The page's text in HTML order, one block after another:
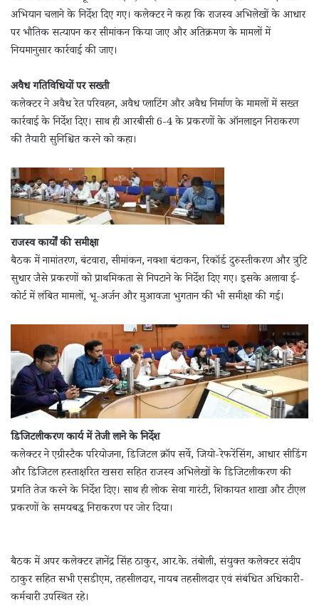
अभियान चलाने के निर्देश दिए गए। कलेक्टर ने कहा कि राजस्व अभिलेखों के आधार
पर भौतिक सत्यापन कर सीमांकन किया जाए और अतिक्रमण के मामलों में
नियमानुसार कार्रवाई की जाए।
अवैध गतिविधियों पर सख्ती
कलेक्टर ने अवैध रेत परिवहन, अवैध प्लाटिंग और अवैध निर्माण के मामलों में सख्त
कार्रवाई के निर्देश दिए। साथ ही आरबीसी 6-4 के प्रकरणों के ऑनलाइन निराकरण
की तैयारी सुनिश्चित करने को कहा।
राजस्व कार्यों की समीक्षा
बैठक में नामांतरण, बंटवारा, सीमांकन, नक्शा बंटाकन, रिकॉर्ड दुरुस्तीकरण और त्रुटि
सुधार जैसे प्रकरणों को प्राथमिकता से निपटाने के निर्देश दिए गए। इसके अलावा ई-
कोर्ट में लंबित मामलों, भू-अर्जन और मुआवजा भुगतान की भी समीक्षा की गई।
डिजिटलीकरण कार्य में तेजी लाने के निर्देश
कलेक्टर ने एग्रीस्टैक परियोजना, डिजिटल क्रॉप सर्वे, जियो-रेफरेंसिंग, आधार सीडिंग
और डिजिटल हस्ताक्षरित खसरा सहित राजस्व अभिलेखों के डिजिटलीकरण की
प्रगति तेज करने के निर्देश दिए। साथ ही लोक सेवा गारंटी, शिकायत शाखा और टीएल
प्रकरणों के समयबद्ध निराकरण पर जोर दिया।
बैठक में अपर कलेक्टर ज्ञानेंद्र सिंह ठाकुर, आर.के. तंबोली, संयुक्त कलेक्टर संदीप
ठाकुर सहित सभी एसडीएम, तहसीलदार, नायब तहसीलदार एवं संबंधित अधिकारी-
कर्मचारी उपस्थित रहे।